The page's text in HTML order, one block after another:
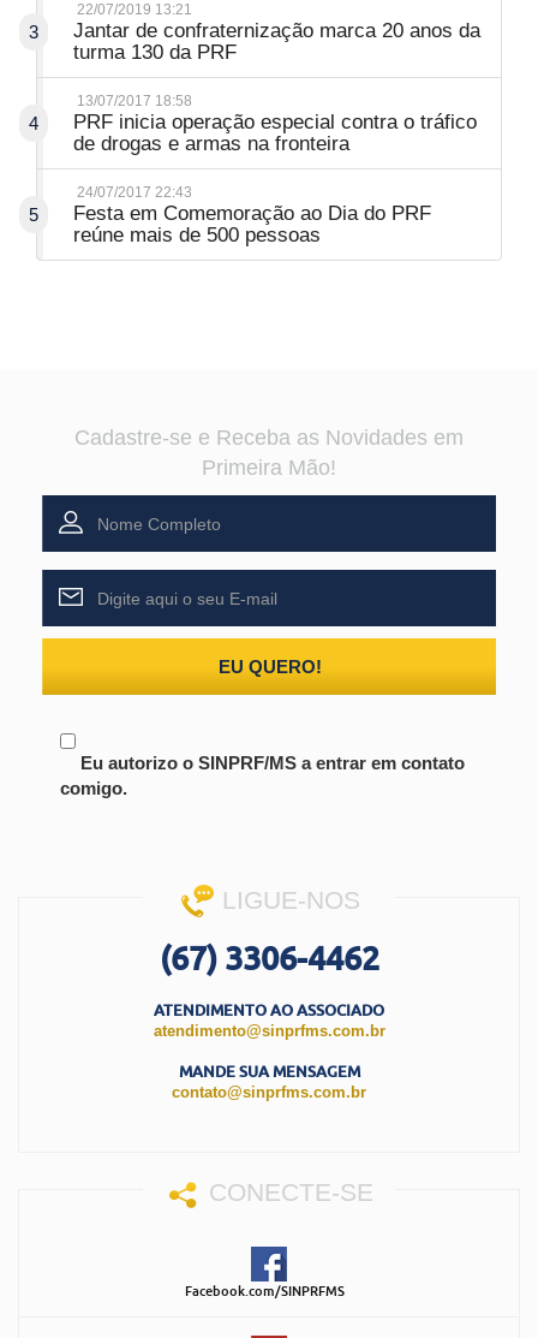
3
22/07/2019 13:21
Jantar de confraternização marca 20 anos da
turma 130 da PRF
4
13/07/2017 18:58
PRF inicia operação especial contra o tráfico
de drogas e armas na fronteira
5
24/07/2017 22:43
Festa em Comemoração ao Dia do PRF
reúne mais de 500 pessoas
Cadastre-se e Receba as Novidades em
Primeira Mão!
EU QUERO!
Eu autorizo o SINPRF/MS a entrar em contato
comigo.
LIGUE-NOS
(67) 3306-4462
ATENDIMENTO AO ASSOCIADO
atendimento@sinprfms.com.br
MANDE SUA MENSAGEM
contato@sinprfms.com.br
CONECTE-SE
Facebook.com/SINPRFMS